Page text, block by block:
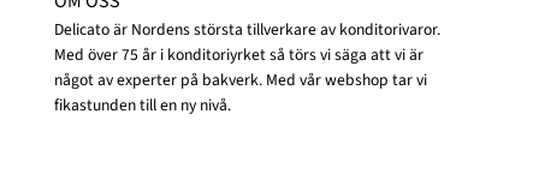
Delicato är Nordens största tillverkare av konditorivaror.
Med över 75 år i konditoriyrket så törs vi säga att vi är
något av experter på bakverk. Med vår webshop tar vi
fikastunden till en ny nivå.